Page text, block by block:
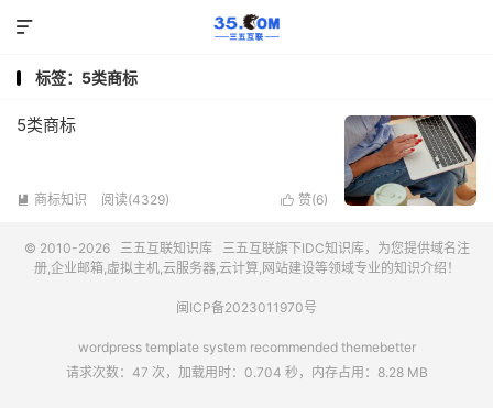

标签：5类商标
5类商标
 商标知识 阅读(4329)  赞(6)
© 2010-2026 三五互联知识库 三五互联旗下IDC知识库，为您提供域名注
册,企业邮箱,虚拟主机,云服务器,云计算,网站建设等领域专业的知识介绍！
闽ICP备2023011970号
wordpress template system recommended themebetter
请求次数：47 次，加载用时：0.704 秒，内存占用：8.28 MB